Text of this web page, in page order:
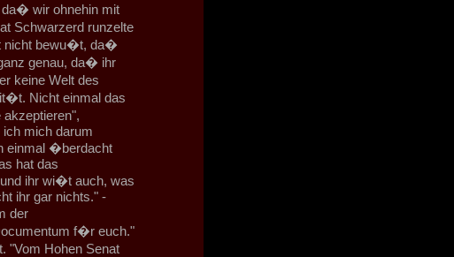
da� wir ohnehin mit
Schwarzerd runzelte
nicht bewu�t, da�
genau, da� ihr
keine Welt des
Nicht einmal das
mich darum
einmal �berdacht
hat das
ihr wi�t auch, was
ihr gar nichts." -
der
f�r euch."
"Vom Hohen Senat